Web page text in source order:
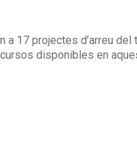
a 17 projectes d’arreu
disponibles en